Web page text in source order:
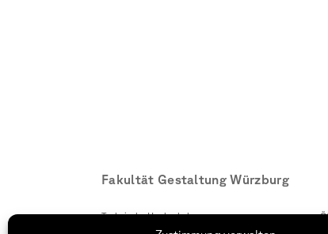
Fakultät Gestaltung Würzburg
Technische Hochschule
Würzburg-Schweinfurt